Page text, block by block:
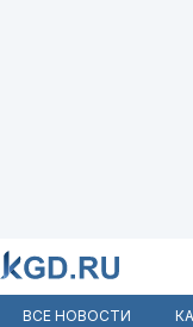
ВСЕ НОВОСТИ